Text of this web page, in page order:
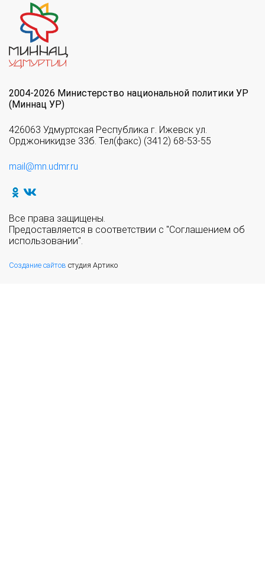
2004-2026 Министерство национальной политики УР
(Миннац УР)
426063 Удмуртская Республика г. Ижевск ул.
Орджоникидзе 33б. Тел(факс) (3412) 68-53-55
mail@mn.udmr.ru
Все права защищены.
Предоставляется в соответствии с "Соглашением об
использовании".
Создание сайтов студия Артико